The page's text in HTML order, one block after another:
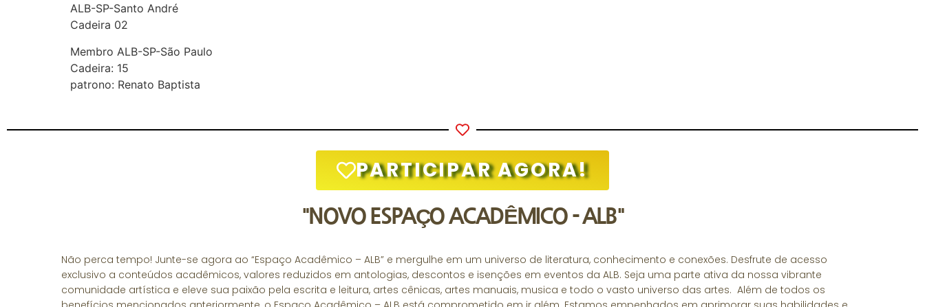
ALB-SP-Santo André
Cadeira 02
Membro ALB-SP-São Paulo
Cadeira: 15
patrono: Renato Baptista
PARTICIPAR AGORA!
"NOVO ESPAÇO ACADÊMICO - ALB"
Não perca tempo! Junte-se agora ao “Espaço Acadêmico – ALB” e mergulhe em um universo de literatura, conhecimento e conexões. Desfrute de acesso
exclusivo a conteúdos acadêmicos, valores reduzidos em antologias, descontos e isenções em eventos da ALB. Seja uma parte ativa da nossa vibrante
comunidade artística e eleve sua paixão pela escrita e leitura, artes cênicas, artes manuais, musica e todo o vasto universo das artes. Além de todos os